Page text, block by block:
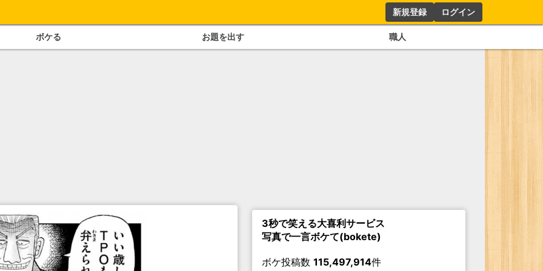
新規登録 ログイン
ボケる お題を出す 職人
3秒で笑える大喜利サービス
写真で一言ボケて(bokete)
ボケ投稿数 115,497,914件